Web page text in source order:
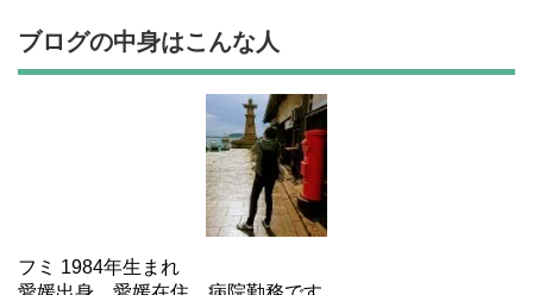
ブログの中身はこんな人
フミ 1984年生まれ